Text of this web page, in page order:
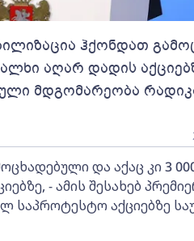
ჰქონდათ
აღარ დადის
მდგომარეობა
და აქაც კი 3
- ამის შესახებ
საპროტესტო აქციებზე